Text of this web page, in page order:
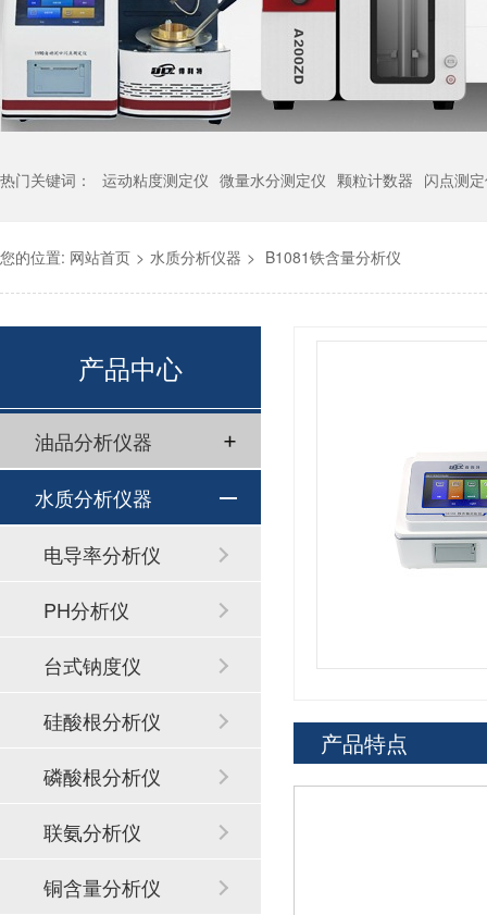
热门关键词： 运动粘度测定仪 微量水分测定仪 颗粒计数器 闪点测
您的位置: 网站首页 > 水质分析仪器 > B1081铁含量分析仪
产品特点
产品中心
油品分析仪器
水质分析仪器
电导率分析仪
PH分析仪
台式钠度仪
硅酸根分析仪
磷酸根分析仪
联氨分析仪
铜含量分析仪